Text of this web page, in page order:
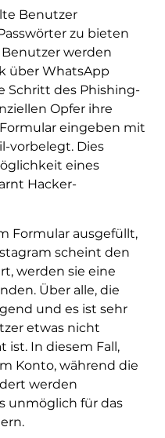
Benutzer
zu bieten
werden
über WhatsApp
Schritt des Phishing-
Opfer ihre
eingeben mit
vorbelegt. Dies
eines
Hacker-
Formular ausgefüllt,
scheint den
werden sie eine
Über alle, die
und es ist sehr
etwas nicht
ist. In diesem Fall,
Konto, während die
werden
unmöglich für das